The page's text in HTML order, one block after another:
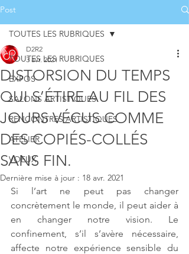
Post
TOUTES LES RUBRIQUES
EXPOS
SALONS ARTISTIQUES
RENCONTRES ARTISTIQUES
ATELIER
VOEUX
TOUTES LES RUBRIQUES
DISTORSION DU TEMPS
QUI S’ÉTIRE AU FIL DES
JOURS VÉCUS COMME
DES COPIÉS-COLLÉS
SANS FIN.
D2R2
3 avr. 2021
Dernière mise à jour : 18 avr. 2021
Si l’art ne peut pas changer
concrètement le monde, il peut aider à
en changer notre vision. Le
confinement, s’il s’avère nécessaire,
affecte notre expérience sensible du